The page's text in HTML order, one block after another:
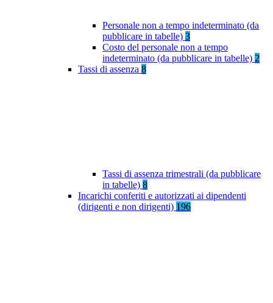
Personale non a tempo indeterminato (da
pubblicare in tabelle) 3
Costo del personale non a tempo
indeterminato (da pubblicare in tabelle) 2
Tassi di assenza 8
Tassi di assenza trimestrali (da pubblicare
in tabelle) 8
Incarichi conferiti e autorizzati ai dipendenti
(dirigenti e non dirigenti) 196